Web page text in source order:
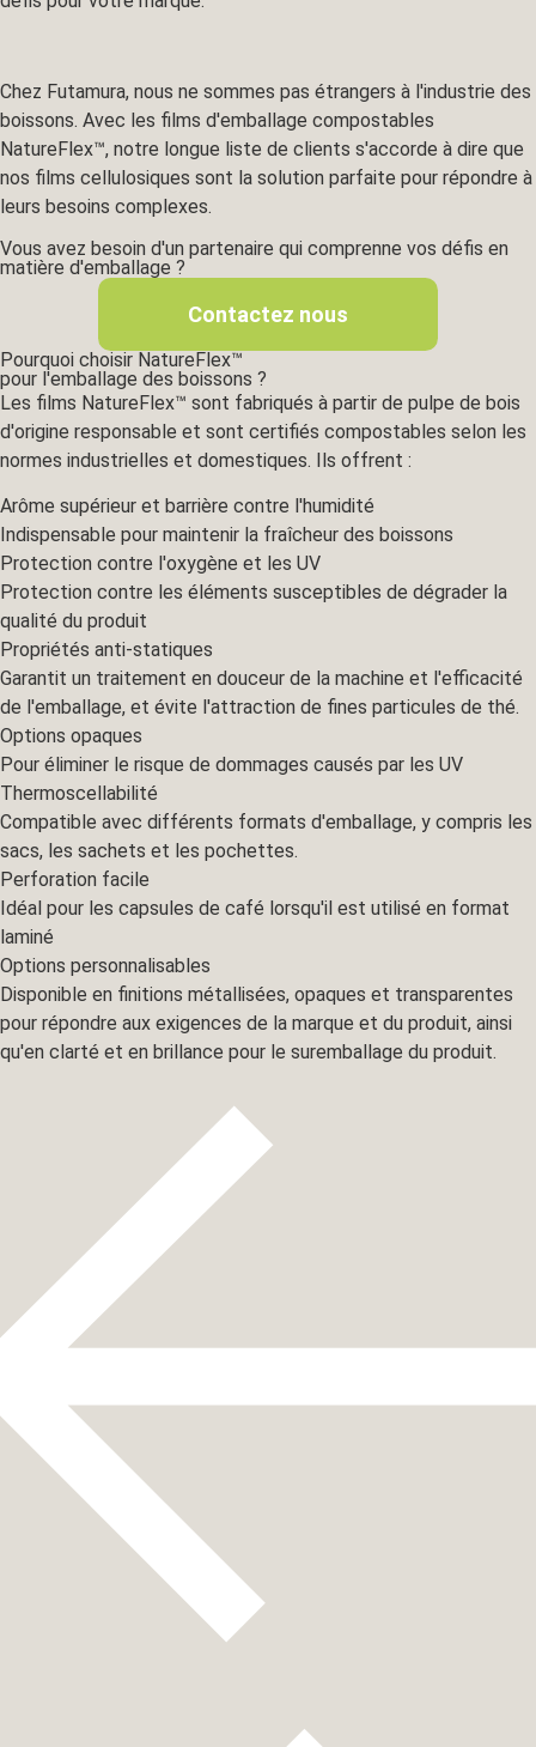
Chez Futamura, nous ne sommes pas étrangers à l'industrie des
boissons. Avec les films d'emballage compostables
NatureFlex™, notre longue liste de clients s'accorde à dire que
nos films cellulosiques sont la solution parfaite pour répondre à
leurs besoins complexes.
Vous avez besoin d'un partenaire qui comprenne vos défis en
matière d'emballage ?
Contactez nous
Pourquoi choisir NatureFlex™
pour l'emballage des boissons ?
Les films NatureFlex™ sont fabriqués à partir de pulpe de bois
d'origine responsable et sont certifiés compostables selon les
normes industrielles et domestiques. Ils offrent :
Arôme supérieur et barrière contre l'humidité
Indispensable pour maintenir la fraîcheur des boissons
Protection contre l'oxygène et les UV
Protection contre les éléments susceptibles de dégrader la
qualité du produit
Propriétés anti-statiques
Garantit un traitement en douceur de la machine et l'efficacité
de l'emballage, et évite l'attraction de fines particules de thé.
Options opaques
Pour éliminer le risque de dommages causés par les UV
Thermoscellabilité
Compatible avec différents formats d'emballage, y compris les
sacs, les sachets et les pochettes.
Perforation facile
Idéal pour les capsules de café lorsqu'il est utilisé en format
laminé
Options personnalisables
Disponible en finitions métallisées, opaques et transparentes
pour répondre aux exigences de la marque et du produit, ainsi
qu'en clarté et en brillance pour le suremballage du produit.